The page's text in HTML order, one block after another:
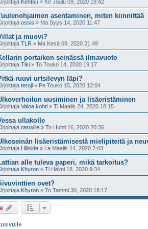
Kentsu » Ke Joulu 09, 2020 19:42
asentaminen, miten kiinnittää
ossis » Ma Syys 14, 2020 11:47
ja muovi?
TLR » Ma Kesä 08, 2020 21:49
portaikon seinässä ilmavuoto
Tiki » To Touko 14, 2020 19:17
ruuvi urtsilevyn läpi?
terojl » Pe Touko 15, 2020 12:04
uusiminen ja lisäeristäminen
Valoa kohti » Ti Maalis 24, 2020 18:15
ullakolle
raswille » To Huhti 16, 2020 20:36
lisäeristämisestä mielipiteitä ja
Hillside » La Maalis 14, 2020 2:43
alle tuleva paperi, mikä tarkoitus?
Khyron » Ti Helmi 18, 2020 9:34
ovet?
Khyron » To Tammi 30, 2020 18:17